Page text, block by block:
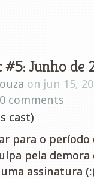
#5: Junho de
on jun 15,
0 comments
cast)
para o período
pela demora
assinatura